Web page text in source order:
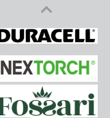
CREPIN LEBLOND
Duracell
NEXTORCH